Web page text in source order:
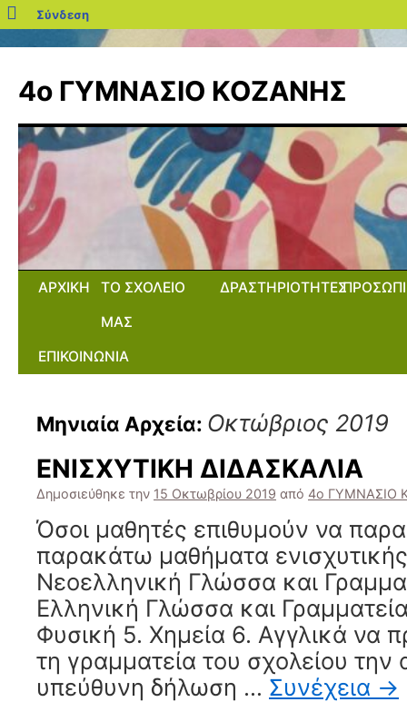
blogs.sch.gr
Σύνδεση
περιεχόμενο
4ο ΓΥΜΝΑΣΙΟ ΚΟΖΑΝΗΣ
ΑΡΧΙΚΗ
ΤΟ ΣΧΟΛΕΙΟ
ΜΑΣ
ΔΡΑΣΤΗΡΙΟΤΗΤΕΣ
ΕΠΙΚΟΙΝΩΝΙΑ
Μηνιαία Αρχεία: Οκτώβριος 2019
ΕΝΙΣΧΥΤΙΚΗ ΔΙΔΑΣΚΑΛΙΑ
Δημοσιεύθηκε την 15 Οκτωβρίου 2019 από 4ο ΓΥΜΝΑΣΙΟ
Όσοι μαθητές επιθυμούν να
παρακάτω μαθήματα
Νεοελληνική Γλώσσα και
Ελληνική Γλώσσα και
Φυσική 5. Χημεία 6. Αγγλικά να
τη γραμματεία του σχολείου την
υπεύθυνη δήλωση … Συνέχεια →